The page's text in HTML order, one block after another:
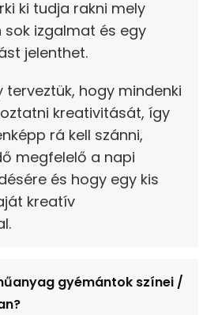
ki tudja rakni mely
izgalmat és egy
jelenthet.
terveztük, hogy mindenki
kreativitását, így
rá kell szánni,
megfelelő a napi
és hogy egy kis
kreatív
gyémántok színei /